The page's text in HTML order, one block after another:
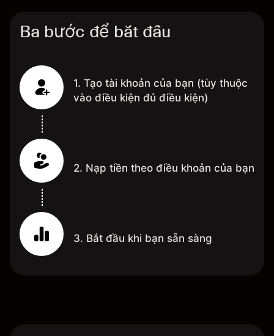
Ba bước để bắt đầu
1. Tạo tài khoản của bạn (tùy thuộc
vào điều kiện đủ điều kiện)
2. Nạp tiền theo điều khoản của bạn
3. Bắt đầu khi bạn sẵn sàng